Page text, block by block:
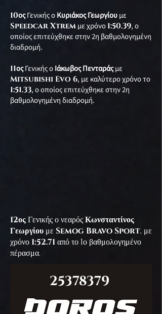
10οςΓενικής οΚυριάκος Γεωργίουμε
Speedcar Xtremμε χρόνο1:50.39, ο
οποίος επιτεύχθηκε στην 2η βαθμολογημένη
διαδρομή.
11οςΓενικής οΙάκωβος Πενταράςμε
Mitsubishi Evo 6, με καλύτερο χρόνο το
1:51.33, ο οποίος επιτεύχθηκε στην 2η
βαθμολογημένη διαδρομή.
12οςΓενικής ο νεαρόςΚωνσταντίνος
Γεωργίου με Semog Bravo Sport, με
χρόνο 1:52.71από το 1ο βαθμολογημένο
πέρασμα.
25378379